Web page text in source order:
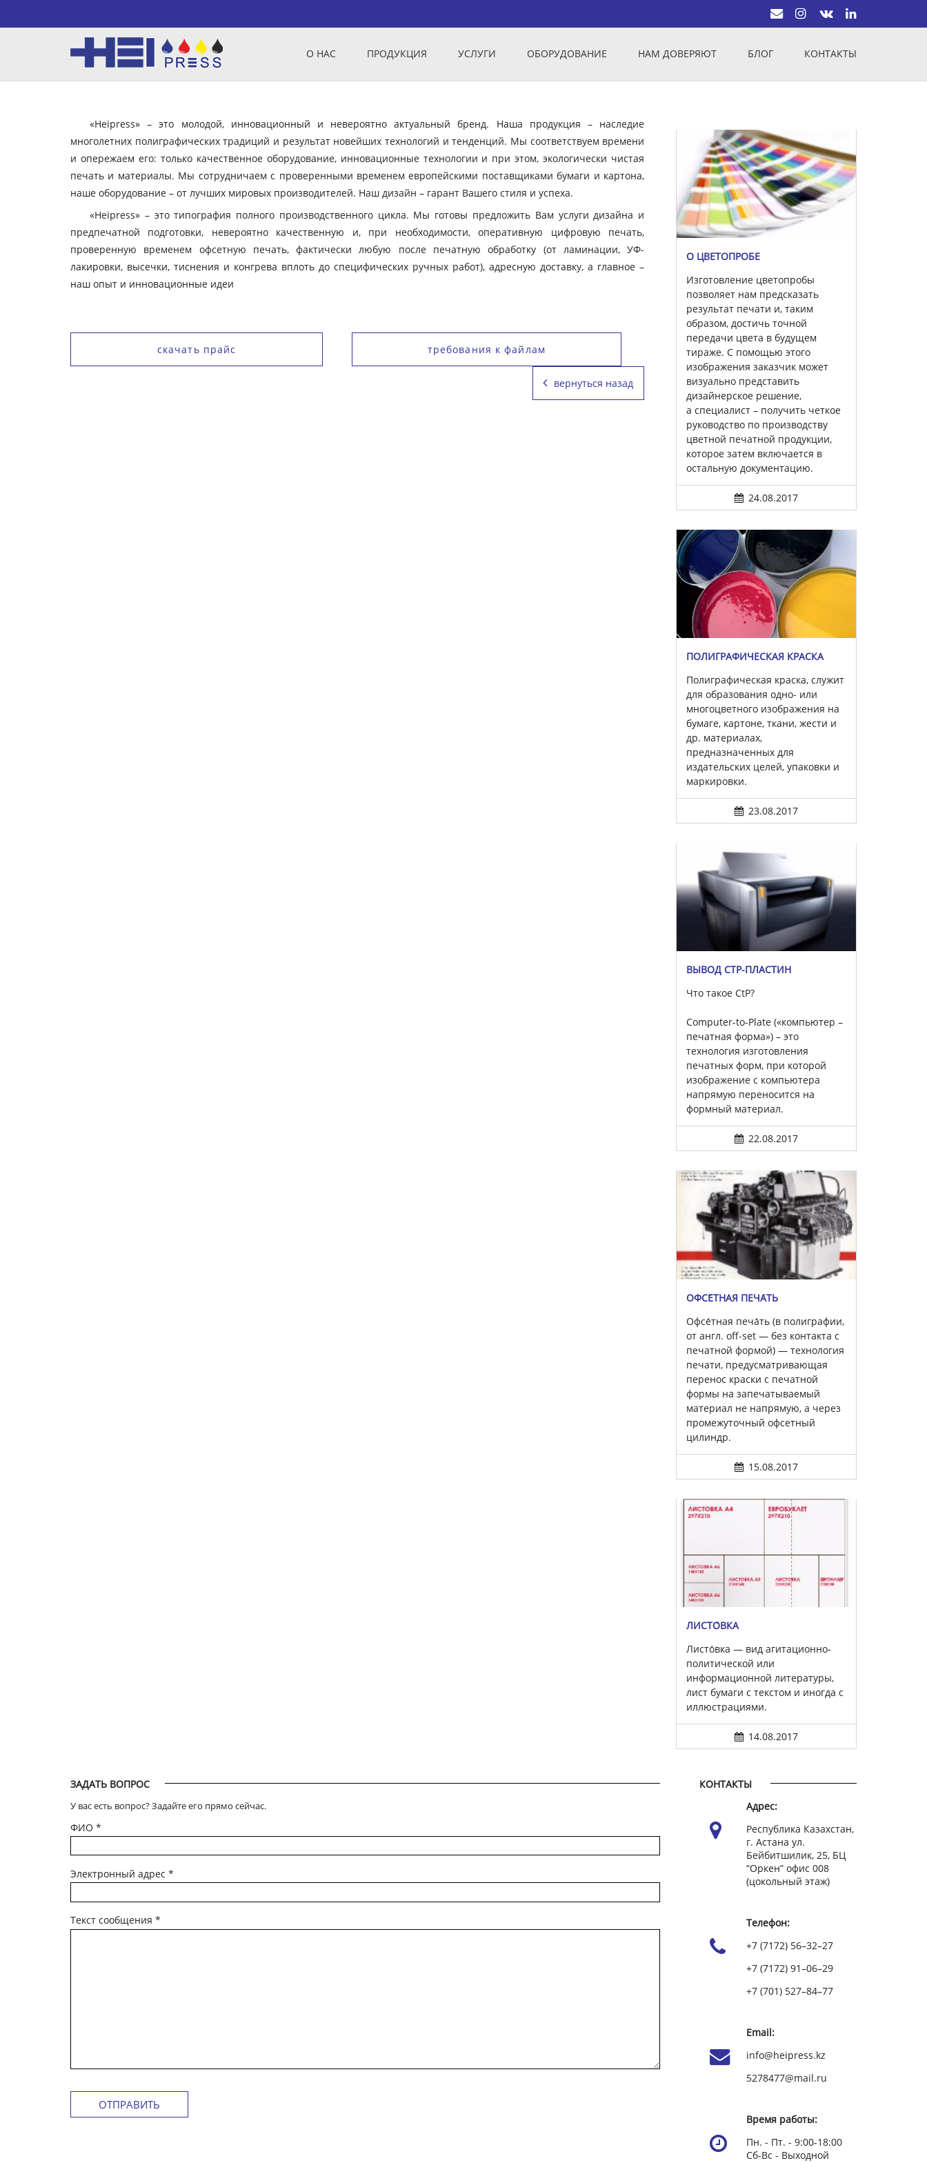
О НАС ПРОДУКЦИЯ УСЛУГИ ОБОРУДОВАНИЕ НАМ ДОВЕРЯЮТ БЛОГ КОНТАКТЫ
«Heipress» – это молодой, инновационный и невероятно актуальный бренд. Наша продукция – наследие
многолетних полиграфических традиций и результат новейших технологий и тенденций. Мы соответствуем времени
и опережаем его: только качественное оборудование, инновационные технологии и при этом, экологически чистая
печать и материалы. Мы сотрудничаем с проверенными временем европейскими поставщиками бумаги и картона,
наше оборудование – от лучших мировых производителей. Наш дизайн – гарант Вашего стиля и успеха.
«Heipress» – это типография полного производственного цикла. Мы готовы предложить Вам услуги дизайна и
предпечатной подготовки, невероятно качественную и, при необходимости, оперативную цифровую печать,
проверенную временем офсетную печать, фактически любую после печатную обработку (от ламинации, УФ-
лакировки, высечки, тиснения и конгрева вплоть до специфических ручных работ), адресную доставку, а главное –
наш опыт и инновационные идеи
скачать прайс требования к файлам
вернуться назад
О ЦВЕТОПРОБЕ
Изготовление цветопробы
позволяет нам предсказать
результат печати и, таким
образом, достичь точной
передачи цвета в будущем
тираже. С помощью этого
изображения заказчик может
визуально представить
дизайнерское решение,
а специалист – получить четкое
руководство по производству
цветной печатной продукции,
которое затем включается в
остальную документацию.
24.08.2017
ПОЛИГРАФИЧЕСКАЯ КРАСКА
Полиграфическая краска, служит
для образования одно- или
многоцветного изображения на
бумаге, картоне, ткани, жести и
др. материалах,
предназначенных для
издательских целей, упаковки и
маркировки.
23.08.2017
ВЫВОД CTP-ПЛАСТИН
Что такое CtP?
Computer-to-Plate («компьютер –
печатная форма») – это
технология изготовления
печатных форм, при которой
изображение с компьютера
напрямую переносится на
формный материал.
22.08.2017
ОФСЕ́ТНАЯ ПЕЧА́ТЬ
Офсе́тная печа́ть (в полиграфии,
от англ. off-set — без контакта с
печатной формой) — технология
печати, предусматривающая
перенос краски с печатной
формы на запечатываемый
материал не напрямую, а через
промежуточный офсетный
цилиндр.
15.08.2017
ЛИСТО́ВКА
Листо́вка — вид агитационно-
политической или
информационной литературы,
лист бумаги с текстом и иногда с
иллюстрациями.
14.08.2017
ЗАДАТЬ ВОПРОС
У вас есть вопрос? Задайте его прямо сейчас.
ФИО *
Электронный адрес *
Текст сообщения *
КОНТАКТЫ
Адрес:
Республика Казахстан,
г. Астана ул.
Бейбитшилик, 25, БЦ
“Оркен” офис 008
(цокольный этаж)
Телефон:
+7 (7172) 56–32–27
+7 (7172) 91–06–29
+7 (701) 527–84–77
Email:
info@heipress.kz
5278477@mail.ru
Время работы:
Пн. - Пт. - 9:00-18:00
Сб-Вс - Выходной